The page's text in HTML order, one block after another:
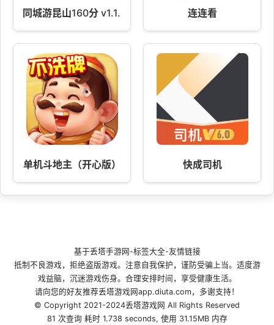
同城游昆山160分 v1.1.20250825 连连看
单机斗地主（开心版） 快成司机
基于丢塔手游网 -标签大全-友情链接
抵制不良游戏，拒绝盗版游戏。注意自我保护，谨防受骗上当。适度游
戏益脑，沉迷游戏伤身。合理安排时间，享受健康生活。
请向您的好友推荐丢塔游戏网app.diuta.com，多谢支持！
© Copyright 2021-2024丢塔游戏网 All Rights Reserved
81 次查询 耗时 1.738 seconds, 使用 31.15MB 内存